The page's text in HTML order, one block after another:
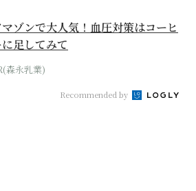
マゾンで大人気！血圧対策はコーヒ
足してみて
森永乳業)
Recommended by